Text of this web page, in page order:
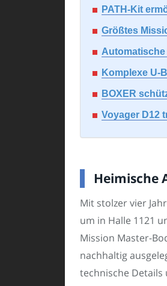
PATH-Kit
Größtes
Komplexe U-
BOXER
Voyager D12
Heimische
Mit stolzer vier
um in Halle 1121
Mission Master-
nachhaltig
technische Details